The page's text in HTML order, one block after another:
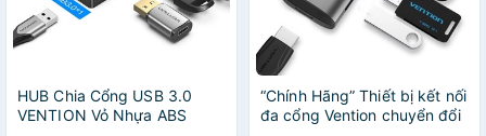
HUB Chia Cổng USB 3.0
VENTION Vỏ Nhựa ABS
“Chính Hãng” Thiết bị kết nối
đa cổng Vention chuyển đổi